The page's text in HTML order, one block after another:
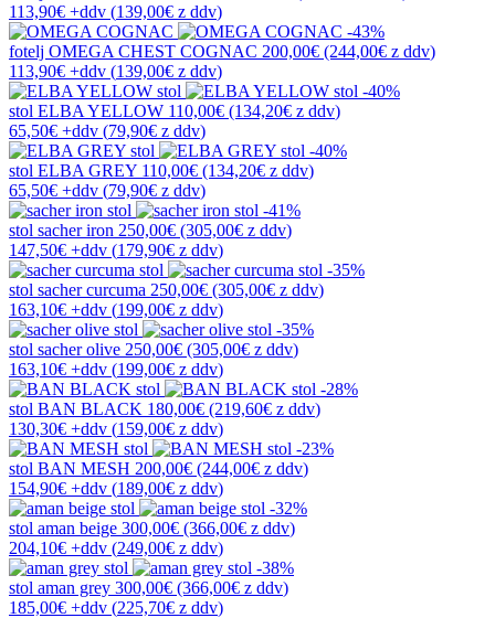
113,90€ +ddv (139,00€ z ddv)
-43%
fotelj OMEGA CHEST COGNAC 200,00€ (244,00€ z ddv)
113,90€ +ddv (139,00€ z ddv)
-40%
stol ELBA YELLOW 110,00€ (134,20€ z ddv)
65,50€ +ddv (79,90€ z ddv)
-40%
stol ELBA GREY 110,00€ (134,20€ z ddv)
65,50€ +ddv (79,90€ z ddv)
-41%
stol sacher iron 250,00€ (305,00€ z ddv)
147,50€ +ddv (179,90€ z ddv)
-35%
stol sacher curcuma 250,00€ (305,00€ z ddv)
163,10€ +ddv (199,00€ z ddv)
-35%
stol sacher olive 250,00€ (305,00€ z ddv)
163,10€ +ddv (199,00€ z ddv)
-28%
stol BAN BLACK 180,00€ (219,60€ z ddv)
130,30€ +ddv (159,00€ z ddv)
-23%
stol BAN MESH 200,00€ (244,00€ z ddv)
154,90€ +ddv (189,00€ z ddv)
-32%
stol aman beige 300,00€ (366,00€ z ddv)
204,10€ +ddv (249,00€ z ddv)
-38%
stol aman grey 300,00€ (366,00€ z ddv)
185,00€ +ddv (225,70€ z ddv)